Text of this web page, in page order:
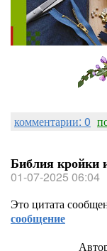
комментарии: 0
Библия кройки
01-07-2025 06:04
Это цитата
сообщение